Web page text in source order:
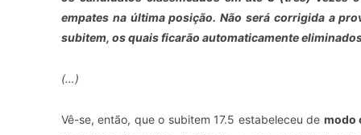
empates na última posição. Não será corrigida a
subitem, os quais ficarão automaticamente
(…)
Vê-se, então, que o subitem 17.5 estabeleceu de modo